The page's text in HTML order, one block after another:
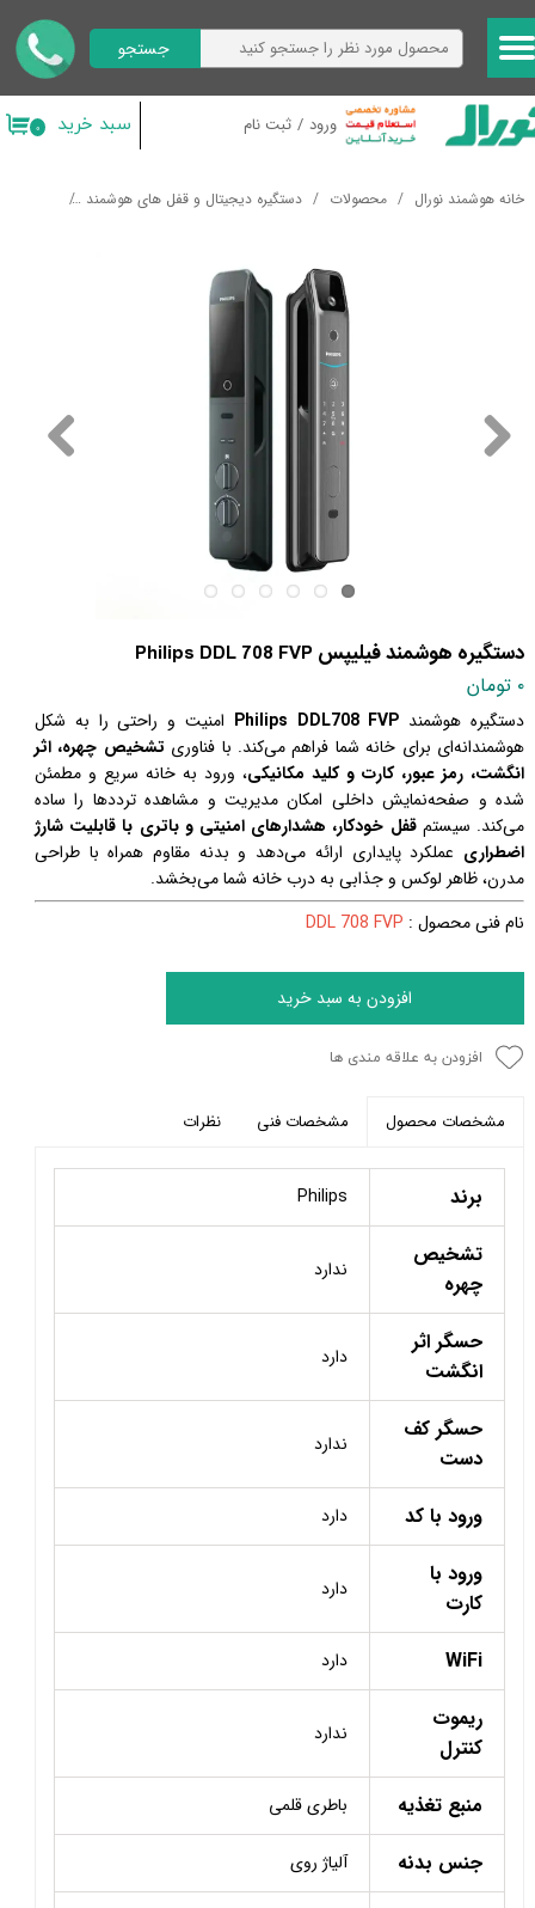
ورود / ثبت نام
حساب کاربری من
تغییر گذر واژه
خروج از حساب کاربری
جستجو
۰ سبد خرید
خانه هوشمند نورال محصولات دستگیره دیجیتال و قفل های هوشمند
دستگیره هوشمند فیلیپس Philips DDL 708 FVP
۰ تومان
دستگیره هوشمند Philips DDL708 FVP امنیت و راحتی را به شکل
هوشمندانه‌ای برای خانه شما فراهم می‌کند. با فناوری تشخیص چهره، اثر
انگشت، رمز عبور، کارت و کلید مکانیکی، ورود به خانه سریع و مطمئن
شده و صفحه‌نمایش داخلی امکان مدیریت و مشاهده ترددها را ساده
می‌کند. سیستمقفل خودکار، هشدارهای امنیتی و باتری با قابلیت شارژ
اضطراری عملکرد پایداری ارائه می‌دهد و بدنه مقاوم همراه با طراحی
مدرن، ظاهر لوکس و جذابی به درب خانه شما می‌بخشد.
نام فنی محصول : DDL 708 FVP
افزودن به سبد خرید
افزودن به علاقه مندی ها
مشخصات محصول مشخصات فنی نظرات
برند Philips
تشخیص
چهره
ندارد
حسگر اثر
انگشت
دارد
حسگر کف
دست
ندارد
ورود با کد دارد
ورود با
کارت
دارد
WiFi دارد
ریموت
کنترل
ندارد
منبع تغذیه باطری قلمی
جنس بدنه آلیاژ روی